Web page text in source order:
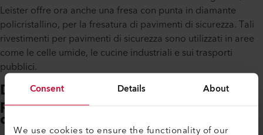
Consent Details About
We use cookies to ensure the functionality of our
Leister offre ora anche una fresa con punta in diamante
policristallino, per la fresatura di pavimenti di sicurezza. Tali
rivestimenti per pavimenti di sicurezza sono utilizzati in aree
come le celle umide, le cucine industriali e sui trasporti
pubblici.
Design compatto, ideale per aree
pavimentate di grandi e piccole
dimensioni